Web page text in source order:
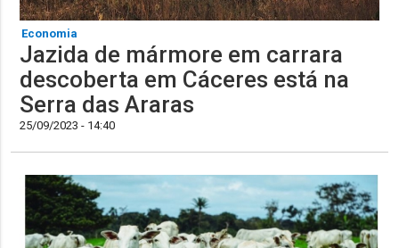
Economia
Jazida de mármore em carrara
descoberta em Cáceres está na
Serra das Araras
25/09/2023 - 14:40